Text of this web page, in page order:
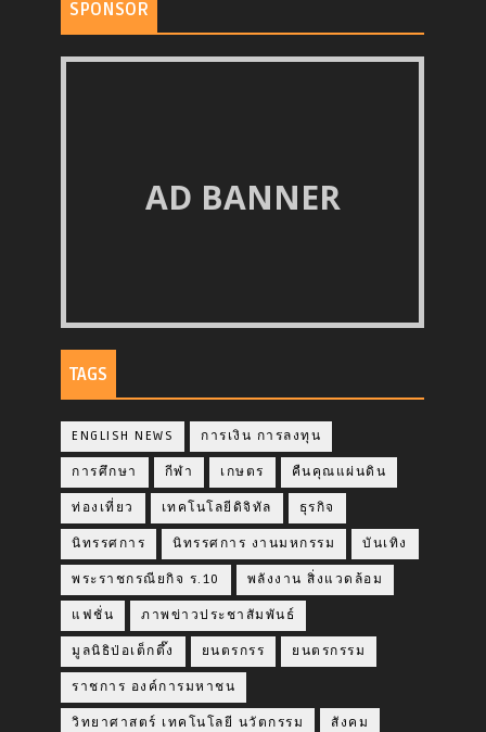
SPONSOR
AD BANNER
TAGS
ENGLISH NEWS การเงิน การลงทุน
การศึกษา กีฬา เกษตร คืนคุณแผ่นดิน
ท่องเที่ยว เทคโนโลยีดิจิทัล ธุรกิจ
นิทรรศการ นิทรรศการ งานมหกรรม บันเทิง
พระราชกรณียกิจ ร.10 พลังงาน สิ่งแวดล้อม
แฟชั่น ภาพข่าวประชาสัมพันธ์
มูลนิธิป่อเต็กตึ๊ง ยนตรกรร ยนตรกรรม
ราชการ องค์การมหาชน
วิทยาศาสตร์ เทคโนโลยี นวัตกรรม สังคม